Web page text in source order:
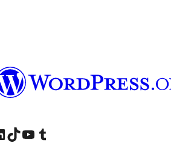
account
our LinkedIn account
Visit our TikTok account
Visit our YouTube channel
Visit our Tumblr account